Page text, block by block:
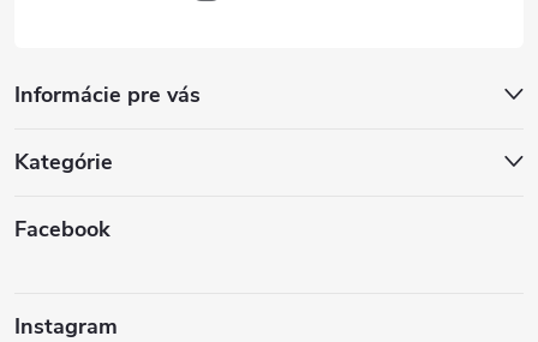
Informácie pre vás
Kategórie
Facebook
Instagram